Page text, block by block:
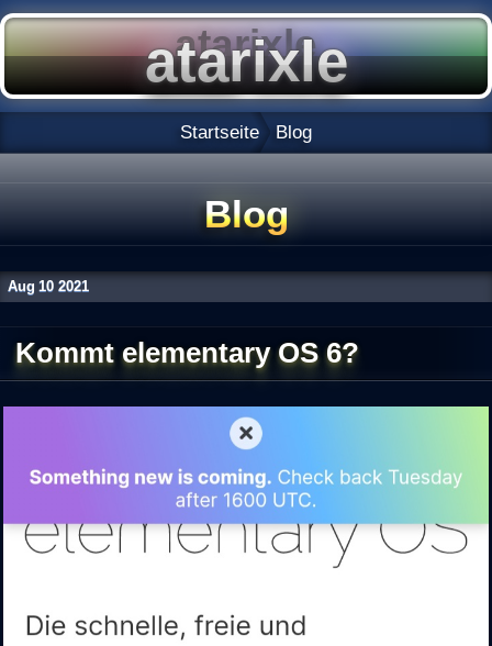
Startseite Blog
Blog
Aug 10 2021
Kommt elementary OS 6?